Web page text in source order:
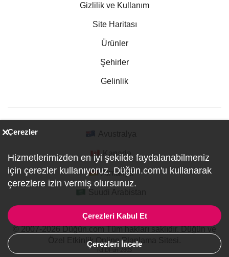
Gizlilik ve Kullanım
Site Haritası
Ürünler
Şehirler
Gelinlik
Kanada
Almanya
Özel Etkinlik Online Planlama Sitesi.
Çerezler
Hizmetlerimizden en iyi şekilde faydalanabilmeniz
için çerezler kullanıyoruz. Düğün.com'u kullanarak
çerezlere izin vermiş olursunuz.
Çerezleri Kabul Et
Çerezleri İncele